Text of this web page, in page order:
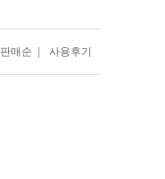
판매순 사용후기